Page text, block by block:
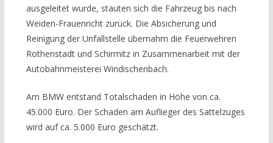
ausgeleitet wurde, stauten sich die Fahrzeug bis nach
Weiden-Frauenricht zurück. Die Absicherung und
Reinigung der Unfallstelle übernahm die Feuerwehren
Rothenstadt und Schirmitz in Zusammenarbeit mit der
Autobahnmeisterei Windischenbach.
Am BMW entstand Totalschaden in Höhe von ca.
45.000 Euro. Der Schaden am Auflieger des Sattelzuges
wird auf ca. 5.000 Euro geschätzt.